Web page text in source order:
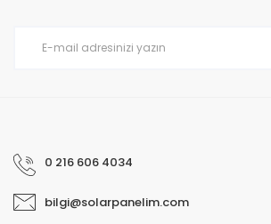
0 216 606 4034
bilgi@solarpanelim.com